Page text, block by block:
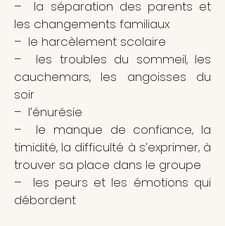
– la séparation des parents et
les changements familiaux
– le harcèlement scolaire
– les troubles du sommeil, les
cauchemars, les angoisses du
soir
– l’énurésie
– le manque de confiance, la
timidité, la difficulté à s’exprimer, à
trouver sa place dans le groupe
– les peurs et les émotions qui
débordent